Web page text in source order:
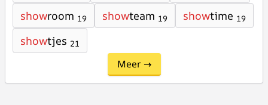
showroom 19 showteam 19 showtime 19
showtjes 21
Meer →